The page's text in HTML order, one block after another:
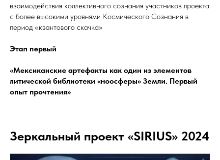
взаимодействия коллективного сознания участников проекта
с более высокими уровнями Космического Сознания в
период «квантового скачка»
Этап первый
«Мексиканские артефакты как один из элементов
литической библиотеки «ноосферы» Земли. Первый
опыт прочтения»
Зеркальный проект «SIRIUS» 2024